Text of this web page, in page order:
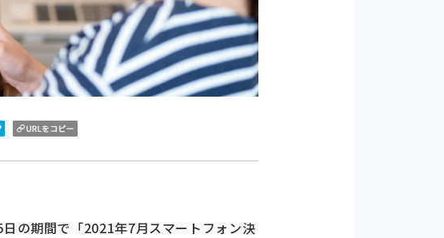
の期間で「2021年7月スマートフォン決